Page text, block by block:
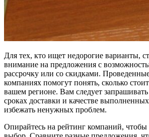
Для тех, кто ищет недорогие варианты,
внимание на предложения с
рассрочку или со скидками.
компаниях помогут понять, сколько
вашем регионе. Вам следует
сроках доставки и качестве
избежать ненужных проблем.
Опирайтесь на рейтинг компаний, чтобы